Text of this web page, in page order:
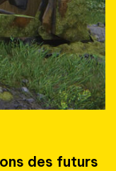
des futurs